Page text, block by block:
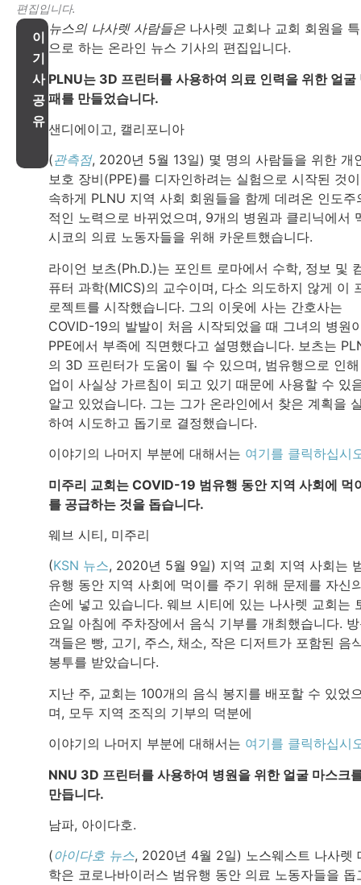
편집입니다.
이
기
사
공
유
뉴스의 나사렛 사람들은 나사렛 교회나 교회 회원을
으로 하는 온라인 뉴스 기사의 편집입니다.
PLNU는 3D 프린터를 사용하여 의료 인력을 위한 얼굴
패를 만들었습니다.
샌디에이고, 캘리포니아
(관측점, 2020년 5월 13일) 몇 명의 사람들을 위한 개
보호 장비(PPE)를 디자인하려는 실험으로 시작된 것
속하게 PLNU 지역 사회 회원들을 함께 데려온 인도주
적인 노력으로 바뀌었으며, 9개의 병원과 클리닉에서
시코의 의료 노동자들을 위해 카운트했습니다.
라이언 보츠(Ph.D.)는 포인트 로마에서 수학, 정보 및
퓨터 과학(MICS)의 교수이며, 다소 의도하지 않게 이
로젝트를 시작했습니다. 그의 이웃에 사는 간호사는
COVID-19의 발발이 처음 시작되었을 때 그녀의 병원
PPE에서 부족에 직면했다고 설명했습니다. 보츠는
의 3D 프린터가 도움이 될 수 있으며, 범유행으로 인
업이 사실상 가르침이 되고 있기 때문에 사용할 수 있
알고 있었습니다. 그는 그가 온라인에서 찾은 계획을
하여 시도하고 돕기로 결정했습니다.
이야기의 나머지 부분에 대해서는 여기를 클릭하십시
미주리 교회는 COVID-19 범유행 동안 지역 사회에 먹
를 공급하는 것을 돕습니다.
웨브 시티, 미주리
(KSN 뉴스, 2020년 5월 9일) 지역 교회 지역 사회는
유행 동안 지역 사회에 먹이를 주기 위해 문제를 자신
손에 넣고 있습니다. 웨브 시티에 있는 나사렛 교회는
요일 아침에 주차장에서 음식 기부를 개최했습니다.
객들은 빵, 고기, 주스, 채소, 작은 디저트가 포함된 음
봉투를 받았습니다.
지난 주, 교회는 100개의 음식 봉지를 배포할 수 있었
며, 모두 지역 조직의 기부의 덕분에
이야기의 나머지 부분에 대해서는 여기를 클릭하십시
NNU 3D 프린터를 사용하여 병원을 위한 얼굴 마스크
만듭니다.
남파, 아이다호.
(아이다호 뉴스, 2020년 4월 2일) 노스웨스트 나사렛
학은 코로나바이러스 범유행 동안 의료 노동자들을 돕